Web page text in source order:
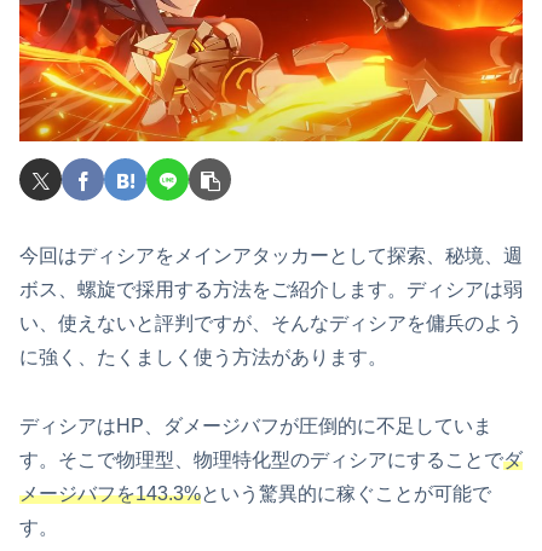
今回はディシアをメインアタッカーとして探索、秘境、週
ボス、螺旋で採用する方法をご紹介します。ディシアは弱
い、使えないと評判ですが、そんなディシアを傭兵のよう
に強く、たくましく使う方法があります。
ディシアはHP、ダメージバフが圧倒的に不足していま
す。そこで物理型、物理特化型のディシアにすることでダ
メージバフを143.3%という驚異的に稼ぐことが可能で
す。